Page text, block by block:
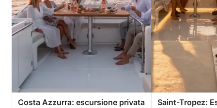
Durata: 3 ore
Partenza: Port Canto – Cannes
Piccolo gruppo premium
Ideale per coppie, addii al nubilato, gruppi di amici o
per un momento speciale sulla Costa Azzurra
Una crociera esclusiva nel cuore delle Isole di
Lérins, che unisce avventura, relax ed eleganza per
Costa Azzurra: escursione privata
Saint-Tropez: